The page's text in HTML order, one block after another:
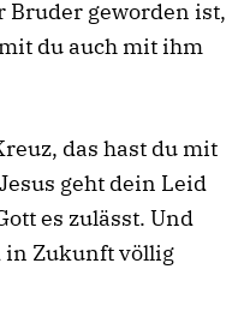
Bruder geworden ist,
du auch mit ihm
das hast du mit
geht dein Leid
es zulässt. Und
in Zukunft völlig